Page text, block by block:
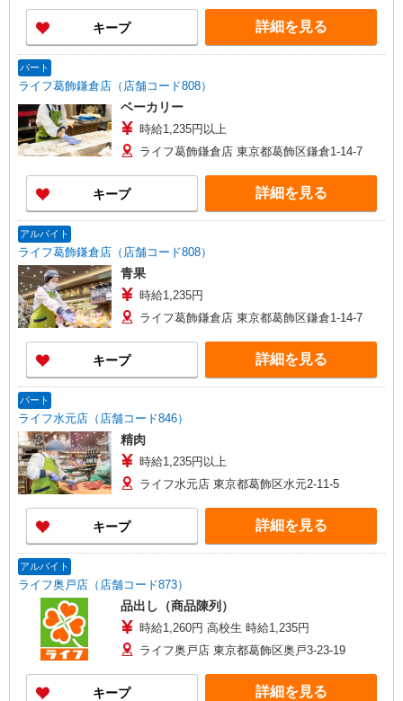
キープ 詳細を見る
パート
ライフ葛飾鎌倉店（店舗コード808）
ベーカリー
時給1,235円以上
ライフ葛飾鎌倉店 東京都葛飾区鎌倉1-14-7
キープ 詳細を見る
アルバイト
ライフ葛飾鎌倉店（店舗コード808）
青果
時給1,235円
ライフ葛飾鎌倉店 東京都葛飾区鎌倉1-14-7
キープ 詳細を見る
パート
ライフ水元店（店舗コード846）
精肉
時給1,235円以上
ライフ水元店 東京都葛飾区水元2-11-5
キープ 詳細を見る
アルバイト
ライフ奥戸店（店舗コード873）
品出し（商品陳列）
時給1,260円 高校生 時給1,235円
ライフ奥戸店 東京都葛飾区奥戸3-23-19
キープ 詳細を見る